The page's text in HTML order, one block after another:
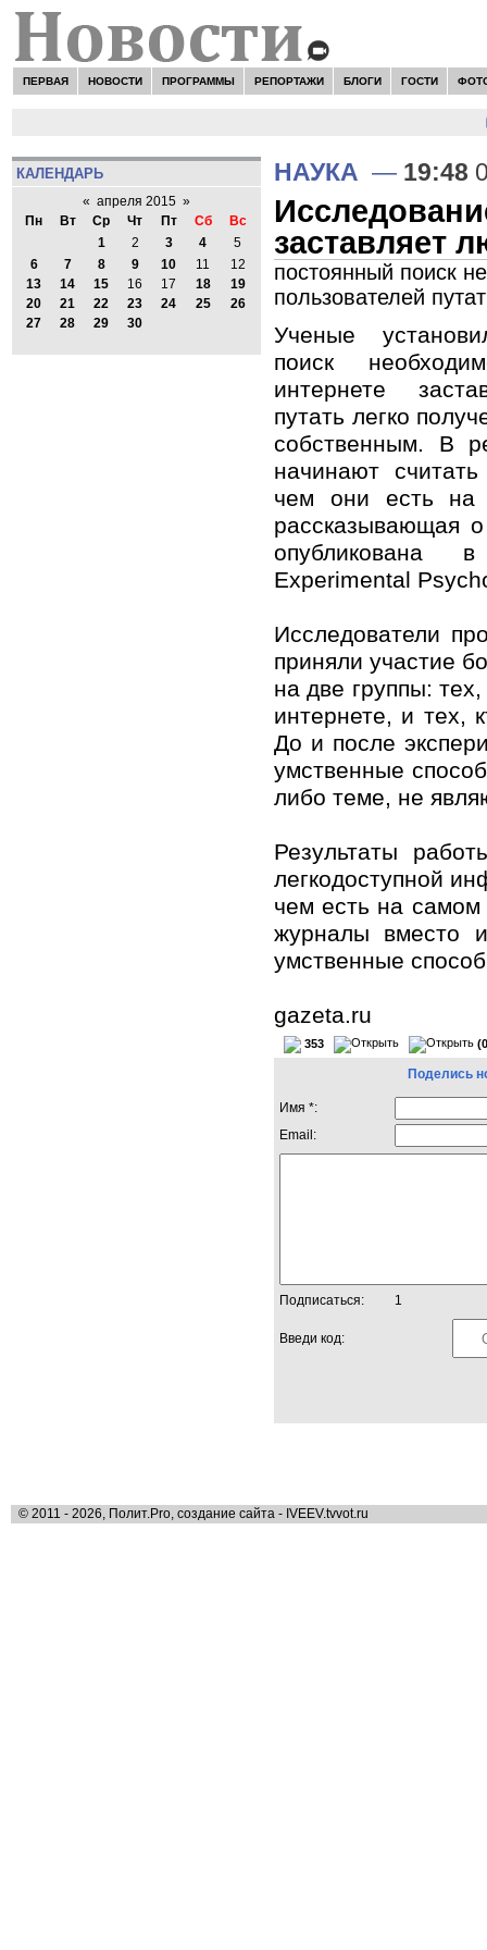
ПЕРВАЯ НОВОСТИ ПРОГРАММЫ РЕПОРТАЖИ БЛОГИ ГОСТИ
КАЛЕНДАРЬ
« апреля 2015 »
Пн
Вт Ср Чт Пт Сб
Вс
1
2 3 4
5
6
7 8 9 10 11
12
13
14 15 16 17 18
19
20
21 22 23 24 25
26
27
28 29 30
НАУКА — 19:48
заставляет
постоянный поиск
пользователей
Ученые
поиск
интернете
путать легко
собственным. В
начинают
чем они есть на
рассказывающая
Experimental
Исследователи
приняли участие
на две группы:
интернете, и тех,
До и после
умственные
либо теме, не
Результаты
легкодоступной
чем есть на самом
журналы вместо
умственные
gazeta.ru
353
Поделись
Имя *:
Email:
Подписаться: 1
Введи код:
© 2011 - 2026, Полит.Pro, создание сайта - IVEEV.tvvot.ru